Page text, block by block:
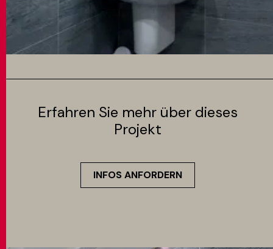
Erfahren Sie mehr über dieses
Projekt
INFOS ANFORDERN